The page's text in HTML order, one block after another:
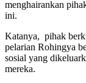
menghairankan
ini.
Katanya, pihak
pelarian Rohingya
sosial yang
mereka.